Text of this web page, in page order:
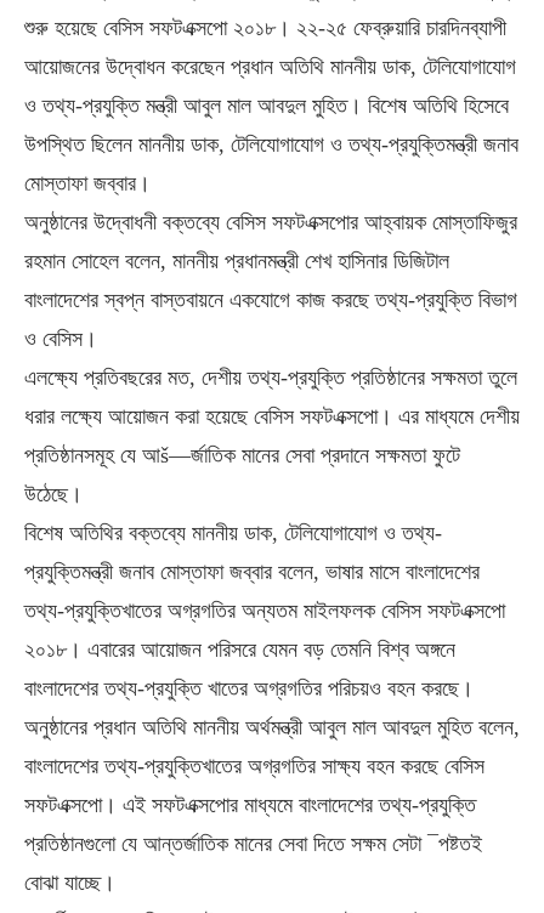
শুরু হয়েছে বেসিস সফটএক্সপো ২০১৮। ২২-২৫ ফেব্রুয়ারি চারদিনব্যাপী
আয়োজনের উদ্বোধন করেছেন প্রধান অতিথি মাননীয় ডাক, টেলিযোগাযোগ
ও তথ্য-প্রযুক্তি মন্ত্রী আবুল মাল আবদুল মুহিত। বিশেষ অতিথি হিসেবে
উপস্থিত ছিলেন মাননীয় ডাক, টেলিযোগাযোগ ও তথ্য-প্রযুক্তিমন্ত্রী জনাব
মোস্তাফা জব্বার।
অনুষ্ঠানের উদ্বোধনী বক্তব্যে বেসিস সফটএক্সপোর আহ্বায়ক মোস্তাফিজুর
রহমান সোহেল বলেন, মাননীয় প্রধানমন্ত্রী শেখ হাসিনার ডিজিটাল
বাংলাদেশের স্বপ্ন বাস্তবায়নে একযোগে কাজ করছে তথ্য-প্রযুক্তি বিভাগ
ও বেসিস।
এলক্ষ্যে প্রতিবছরের মত, দেশীয় তথ্য-প্রযুক্তি প্রতিষ্ঠানের সক্ষমতা তুলে
ধরার লক্ষ্যে আয়োজন করা হয়েছে বেসিস সফটএক্সপো। এর মাধ্যমে দেশীয়
প্রতিষ্ঠানসমূহ যে আš—র্জাতিক মানের সেবা প্রদানে সক্ষমতা ফুটে
উঠেছে।
বিশেষ অতিথির বক্তব্যে মাননীয় ডাক, টেলিযোগাযোগ ও তথ্য-
প্রযুক্তিমন্ত্রী জনাব মোস্তাফা জব্বার বলেন, ভাষার মাসে বাংলাদেশের
তথ্য-প্রযুক্তিখাতের অগ্রগতির অন্যতম মাইলফলক বেসিস সফটএক্সপো
২০১৮। এবারের আয়োজন পরিসরে যেমন বড় তেমনি বিশ্ব অঙ্গনে
বাংলাদেশের তথ্য-প্রযুক্তি খাতের অগ্রগতির পরিচয়ও বহন করছে।
অনুষ্ঠানের প্রধান অতিথি মাননীয় অর্থমন্ত্রী আবুল মাল আবদুল মুহিত বলেন,
বাংলাদেশের তথ্য-প্রযুক্তিখাতের অগ্রগতির সাক্ষ্য বহন করছে বেসিস
সফটএক্সপো। এই সফটএক্সপোর মাধ্যমে বাংলাদেশের তথ্য-প্রযুক্তি
প্রতিষ্ঠানগুলো যে আন্তর্জাতিক মানের সেবা দিতে সক্ষম সেটা ¯পষ্টতই
বোঝা যাচ্ছে।